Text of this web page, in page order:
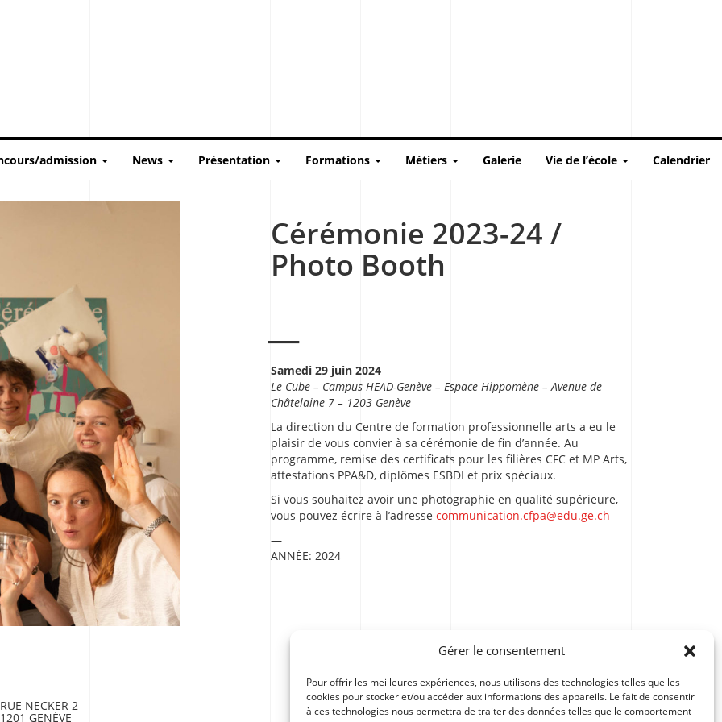
Gérer le consentement
Pour offrir les meilleures expériences, nous utilisons des technologies telles que les
cookies pour stocker et/ou accéder aux informations des appareils. Le fait de consentir
à ces technologies nous permettra de traiter des données telles que le comportement
admission News Présentation Formations Métiers Galerie Vie de l’école Calendrier
Cérémonie 2023-24 /
Photo Booth
Samedi 29 juin 2024
Le Cube – Campus HEAD-Genève – Espace Hippomène – Avenue de
Châtelaine 7 – 1203 Genève
La direction du Centre de formation professionnelle arts a eu le
plaisir de vous convier à sa cérémonie de fin d’année. Au
programme, remise des certificats pour les filières CFC et MP Arts,
attestations PPA&D, diplômes ESBDI et prix spéciaux.
Si vous souhaitez avoir une photographie en qualité supérieure,
vous pouvez écrire à l’adresse communication.cfpa@edu.ge.ch
ANNÉE: 2024
RUE NECKER 2
1201 GENÈVE